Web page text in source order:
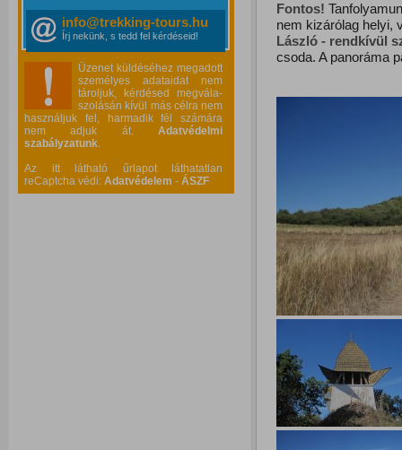
info@trekking-tours.hu
Írj nekünk, s tedd fel kérdéseid!
Üzenet küldéséhez megadott
személyes adataidat nem
tároljuk, kérdésed megvála-
szolásán kívül más célra nem
használjuk fel, harmadik fél számára
nem adjuk át. Adatvédelmi
szabályzatunk.
Az itt látható űrlapot láthatatlan
reCaptcha védi: Adatvédelem - ÁSZF
Fontos!
nem kizárólag helyi,
László - rendkívül
csoda. A panoráma